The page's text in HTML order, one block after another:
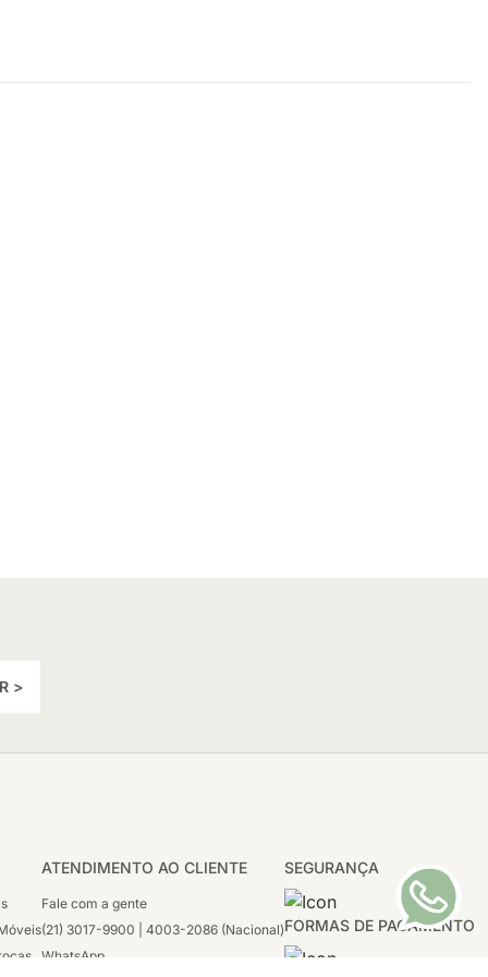
>
SEGURANÇA
FORMAS DE PAGAMENTO
ATENDIMENTO AO CLIENTE
Fale com a gente
(21) 3017-9900 | 4003-2086 (Nacional)
WhatsApp